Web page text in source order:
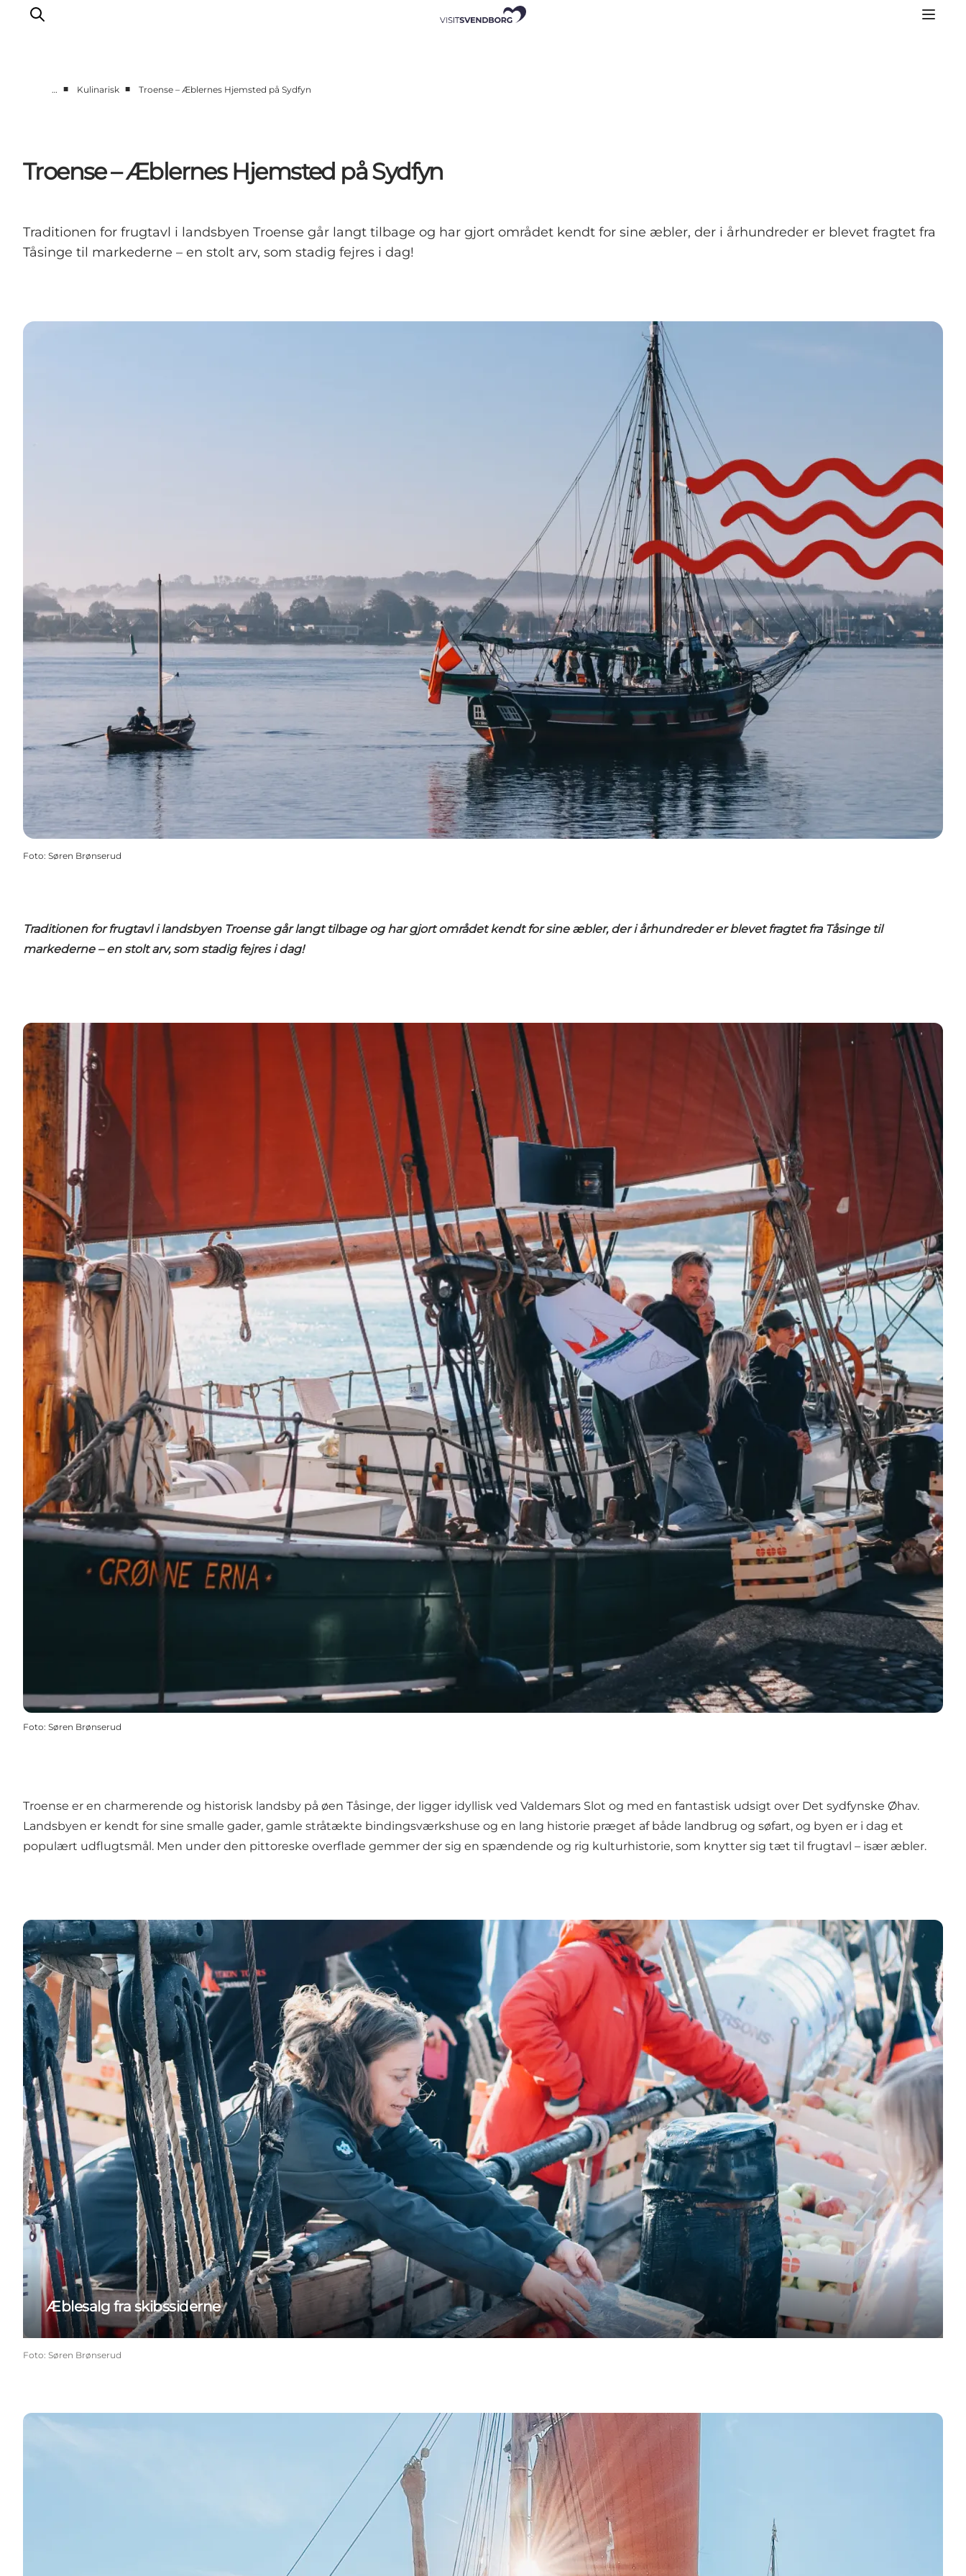
Spis og drik
handelsbyen Svendborg
Planlæg din tur
… ■ Kulinarisk ■ Troense – Æblernes Hjemsted på Sydfyn
Troense – Æblernes Hjemsted på Sydfyn
Traditionen for frugtavl i landsbyen Troense går langt tilbage og har gjort området kendt for sine æbler, der i århundreder er blevet fragtet fra
Tåsinge til markederne – en stolt arv, som stadig fejres i dag!
Foto: Søren Brønserud
Traditionen for frugtavl i landsbyen Troense går langt tilbage og har gjort området kendt for sine æbler, der i århundreder er blevet fragtet fra Tåsinge til
markederne – en stolt arv, som stadig fejres i dag!
Foto: Søren Brønserud
Troense er en charmerende og historisk landsby på øen Tåsinge, der ligger idyllisk ved Valdemars Slot og med en fantastisk udsigt over Det sydfynske Øhav.
Landsbyen er kendt for sine smalle gader, gamle stråtækte bindingsværkshuse og en lang historie præget af både landbrug og søfart, og byen er i dag et
populært udflugtsmål. Men under den pittoreske overflade gemmer der sig en spændende og rig kulturhistorie, som knytter sig tæt til frugtavl – især æbler.
Æblesalg fra skibssiderne
Foto: Søren Brønserud